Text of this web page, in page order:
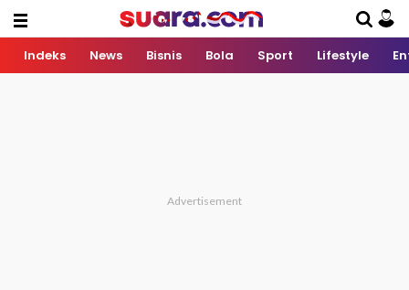
Indeks News Bisnis Bola Sport Lifestyle